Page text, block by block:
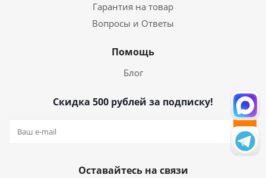
Гарантия на товар
Вопросы и Ответы
Помощь
Блог
Скидка 500 рублей за подписку!
Оставайтесь на связи